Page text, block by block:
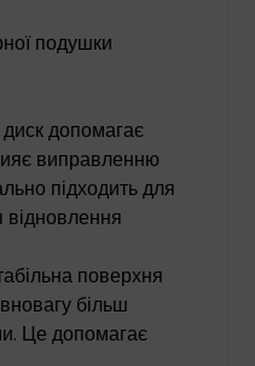
подушки
допомагає
виправленню
підходить для
відновлення
поверхня
більш
Це допомагає